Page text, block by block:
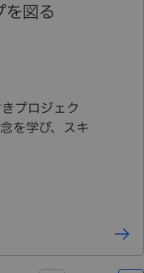
図る
プロジェク
を学び、スキ